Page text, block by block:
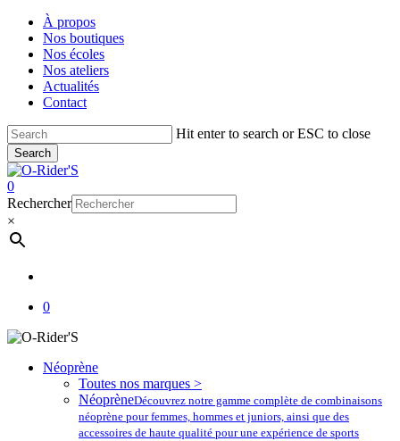
Skip
main
content
À propos
Nos boutiques
Nos écoles
Nos ateliers
Actualités
Contact
Hit enter to search or ESC to close
Search
Close
Search
account
0
Menu
Rechercher
×
0
Néoprène
Toutes nos marques >
NéoprèneDécouvrez notre gamme complète de combinaisons
néoprène pour femmes, hommes et juniors, ainsi que des
accessoires de haute qualité pour une expérience de sports